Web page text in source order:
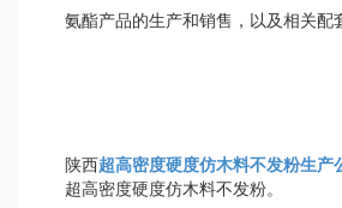
氨酯产品的生产和销售，以及相关配
陕西超高密度硬度仿木料不发粉生产
超高密度硬度仿木料不发粉。